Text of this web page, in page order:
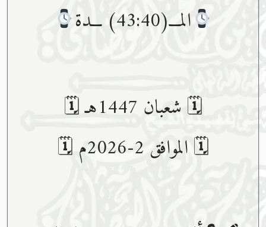
المـــ(43:40) ـــدة
🗓 شعبان 1447هـ 🗓
🗓 الموافق 2-2026م 🗓